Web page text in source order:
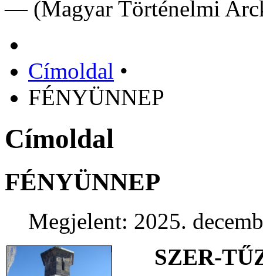
— (Magyar Történelmi
Címoldal •
FÉNYÜNNEP
Címoldal
FÉNYÜNNEP
Megjelent: 2025.
SZER-